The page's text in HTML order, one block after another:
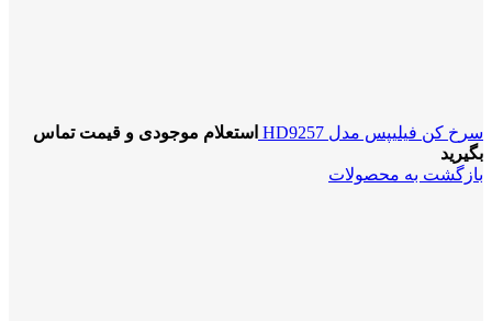
سرخ کن فیلیپس مدل HD9257
استعلام موجودی و قیمت تماس
بگیرید
بازگشت به محصولات